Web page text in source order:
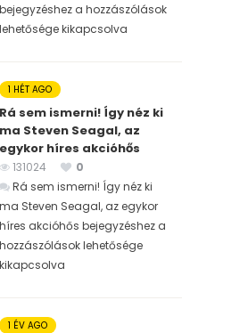
bejegyzéshez a hozzászólások
lehetősége kikapcsolva
1 HÉT AGO
Rá sem ismerni! Így néz ki
ma Steven Seagal, az
egykor híres akcióhős
131024
0
Rá sem ismerni! Így néz ki
ma Steven Seagal, az egykor
híres akcióhős bejegyzéshez a
hozzászólások lehetősége
kikapcsolva
1 ÉV AGO